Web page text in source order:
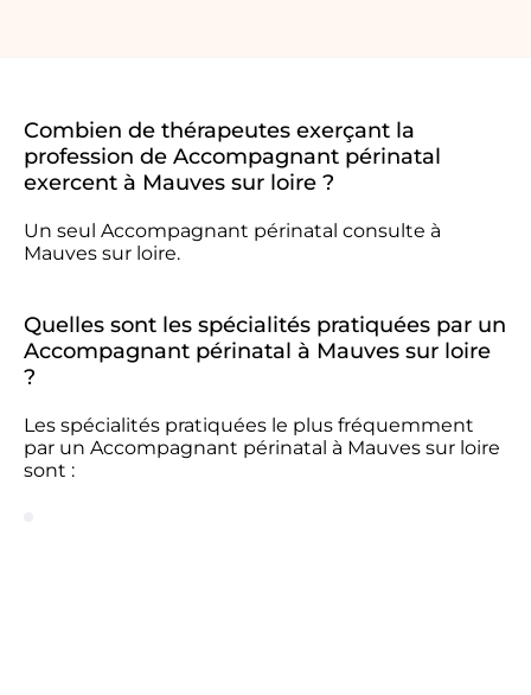
Combien de thérapeutes exerçant la
profession de Accompagnant périnatal
exercent à Mauves sur loire ?
Un seul Accompagnant périnatal consulte à
Mauves sur loire.
Quelles sont les spécialités pratiquées par un
Accompagnant périnatal à Mauves sur loire
?
Les spécialités pratiquées le plus fréquemment
par un Accompagnant périnatal à Mauves sur loire
sont :